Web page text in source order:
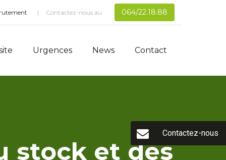
Urgences News Contact
Contactez-nous au 064/22.18.88
stock et des
Contactez-nous